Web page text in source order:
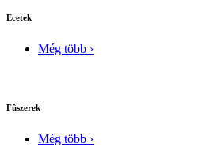
Ecetek
Még több ›
Fûszerek
Még több ›